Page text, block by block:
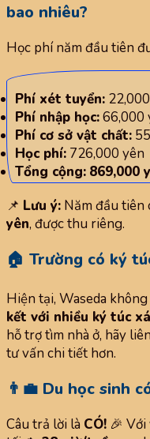
bao nhiêu?
Học phí năm đầu tiên
Phí xét tuyển:
Phí nhập học:66,000
Phí cơ sở vật chất:
Học phí: 726,000 yên
Tổng cộng: 869,000
📌 Lưu ý: Năm đầu tiên
yên, được thu riêng.
🏠 Trường có ký
Hiện tại, Waseda
kết với nhiều ký túc
hỗ trợ tìm nhà ở, hãy
tư vấn chi tiết hơn.
👨‍💼 Du học sinh
Câu trả lời là CÓ! 🎉